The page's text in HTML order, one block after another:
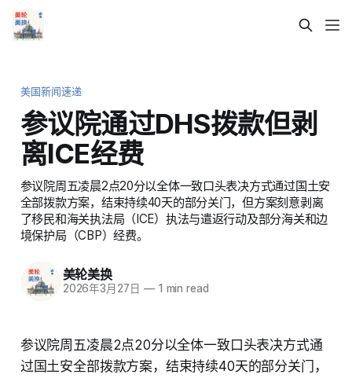
美国新闻速递
参议院通过DHS拨款但剥
离ICE经费
参议院周五凌晨2点20分以全体一致口头表决方式通过国土安
全部拨款方案，结束持续40天的部分关门，但方案刻意剥离
了移民和海关执法局（ICE）执法与遣返行动及部分海关和边
境保护局（CBP）经费。
美轮美换
2026年3月27日 —1 min read
参议院周五凌晨2点20分以全体一致口头表决方式通
过国土安全部拨款方案，结束持续40天的部分关门，